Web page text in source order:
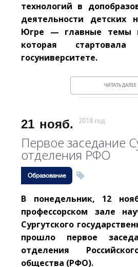
технологий в
деятельности детских
Югре — главные темы
которая
госуниверситете.
ЧИТАТЬ ДАЛЕЕ
21 нояб. 2018 год
Первое заседание
отделения РФО
Образование
В понедельник, 12
профессорском зале
Сургутского
прошло первое
отделения
общества (РФО).